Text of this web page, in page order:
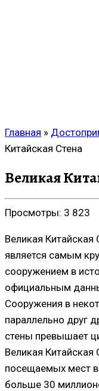
Главная »
Китайская Стена
Великая
Просмотры: 3 823
Великая
является самым
сооружением в
официальным
Сооружения в
параллельно друг
стены превышает
Великая
посещаемых мест
больше 30